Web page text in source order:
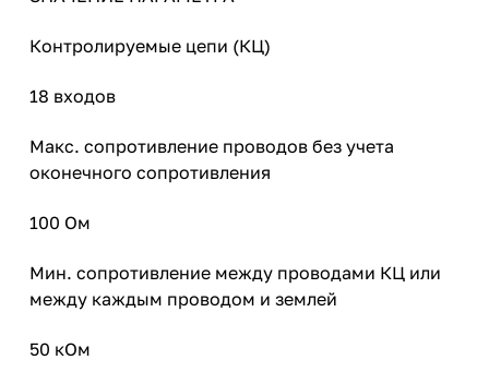
Контролируемые цепи (КЦ)
18 входов
Макс. сопротивление проводов без учета
оконечного сопротивления
100 Ом
Мин. сопротивление между проводами КЦ или
между каждым проводом и землей
50 кОм